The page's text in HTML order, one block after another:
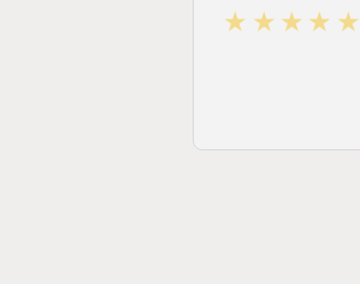
★ ★★★ ★